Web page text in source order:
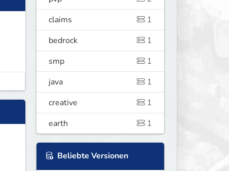
claims
1
bedrock
1
smp
1
java
1
creative
1
earth
1
Beliebte Versionen